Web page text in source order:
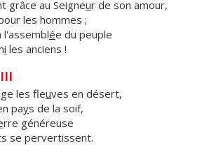
grâce au Seigneur de son amour,
les hommes ;
l'assemblée du peuple
i les anciens !
les fleuves en désert,
pays de la soif,
rre généreuse
se pervertissent.